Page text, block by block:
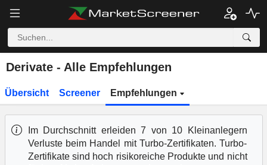
Derivate - Alle Empfehlungen
Übersicht Screener Empfehlungen
Im Durchschnitt erleiden 7 von 10 Kleinanlegern
Verluste beim Handel mit Turbo-Zertifikaten. Turbo-
Zertifikate sind hoch risikoreiche Produkte und nicht